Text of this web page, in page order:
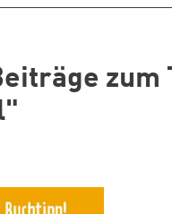
zum